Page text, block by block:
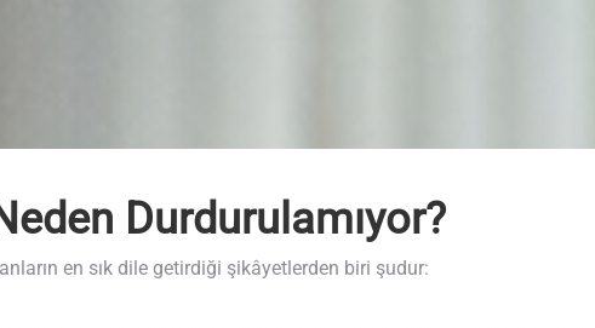
Durdurulamıyor?
en sık dile getirdiği şikâyetlerden biri şudur: